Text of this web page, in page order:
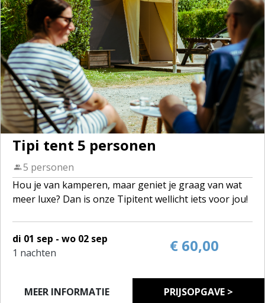
Tipi tent 5 personen
5 personen
Hou je van kamperen, maar geniet je graag van wat
meer luxe? Dan is onze Tipitent wellicht iets voor jou!
het domein zijn 2 tipi's te huur.
2 slaapkamers, een zitruimte met keukenblok en een
di 01 sep - wo 02 sep
1 nachten
€ 60,00
MEER INFORMATIE PRIJSOPGAVE >